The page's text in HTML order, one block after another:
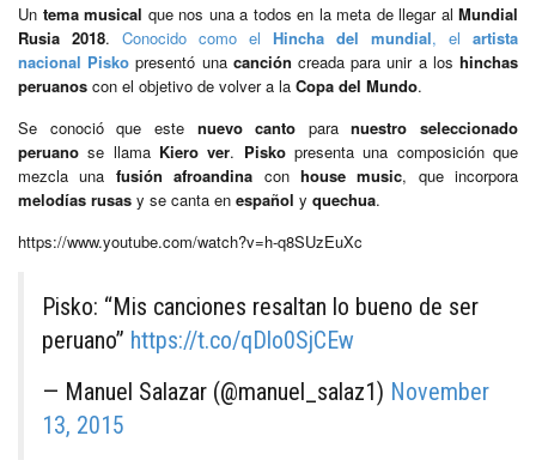
Un tema musical que nos una a todos en la meta de llegar al Mundial
Rusia 2018. Conocido como el Hincha del mundial, el artista
nacional Pisko presentó una canción creada para unir a loshinchas
peruanos con el objetivo de volver a la Copa del Mundo.
Se conoció que este nuevo canto paranuestro seleccionado
peruano se llama Kiero ver. Piskopresenta una composición que
mezcla una fusión afroandina con house music, que incorpora
melodías rusas y se canta en español y quechua.
https://www.youtube.com/watch?v=h-q8SUzEuXc
Pisko: “Mis canciones resaltan lo bueno de ser
peruano” https://t.co/qDlo0SjCEw
— Manuel Salazar (@manuel_salaz1) November
13, 2015